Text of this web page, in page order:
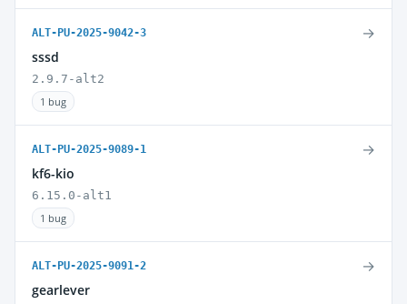
ALT-PU-2025-9042-3
sssd
2.9.7-alt2
1 bug
→
ALT-PU-2025-9089-1
kf6-kio
6.15.0-alt1
1 bug
→
ALT-PU-2025-9091-2
gearlever
→